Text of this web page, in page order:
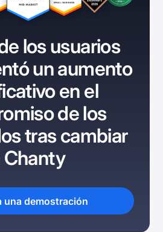
los usuarios
un aumento
en el
de los
tras cambiar
Chanty
una demostración